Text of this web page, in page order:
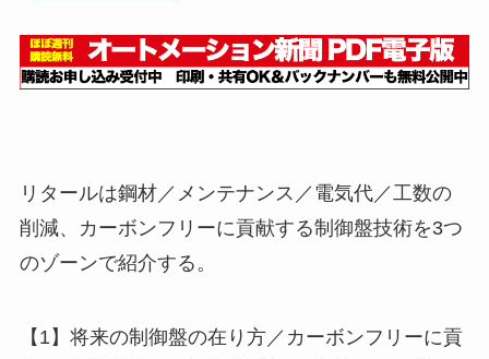
リタールは鋼材／メンテナンス／電気代／工数の
削減、カーボンフリーに貢献する制御盤技術を3つ
のゾーンで紹介する。
【1】将来の制御盤の在り方／カーボンフリーに貢